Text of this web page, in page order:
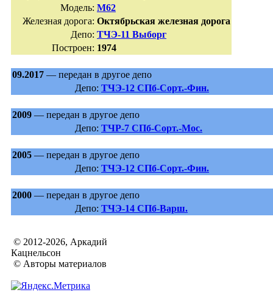
Модель: М62
Железная дорога: Октябрьская железная дорога
Депо: ТЧЭ-11 Выборг
Построен: 1974
09.2017 — передан в другое депо
Депо: ТЧЭ-12 СПб-Сорт.-Фин.
2009 — передан в другое депо
Депо: ТЧР-7 СПб-Сорт.-Мос.
2005 — передан в другое депо
Депо: ТЧЭ-12 СПб-Сорт.-Фин.
2000 — передан в другое депо
Депо: ТЧЭ-14 СПб-Варш.
© 2012-2026, Аркадий
Кацнельсон
© Авторы материалов